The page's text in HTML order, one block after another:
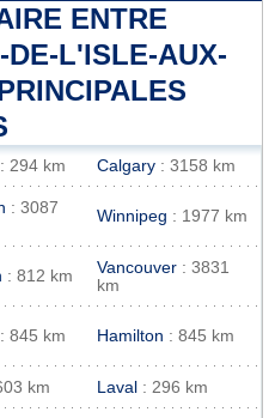
ENTRE
DE-L'ISLE-AUX-
: 294 km Calgary : 3158 km
: 3087
Winnipeg : 1977 km
: 812 km Vancouver : 3831
km
: 845 km Hamilton : 845 km
km Laval : 296 km